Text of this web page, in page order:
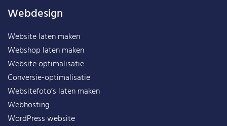
Webdesign
Website laten maken
Webshop laten maken
Website optimalisatie
Conversie-optimalisatie
Websitefoto’s laten maken
Webhosting
WordPress website